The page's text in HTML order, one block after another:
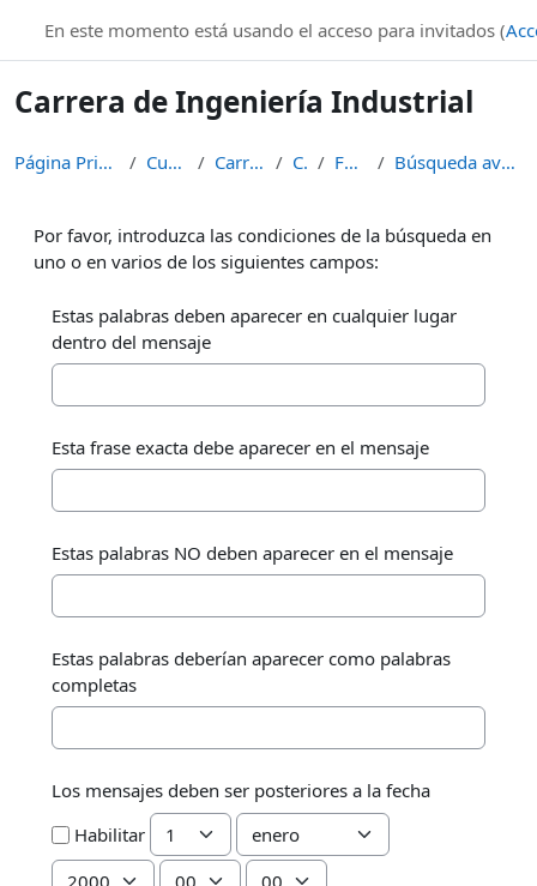
En este momento está usando el acceso para invitados (
Carrera de Ingeniería Industrial
Página Principal Cursos Carreras CII Foros Búsqueda avanzada
Por favor, introduzca las condiciones de la búsqueda en
uno o en varios de los siguientes campos:
Estas palabras deben aparecer en cualquier lugar
dentro del mensaje
Esta frase exacta debe aparecer en el mensaje
Estas palabras NO deben aparecer en el mensaje
Estas palabras deberían aparecer como palabras
completas
Los mensajes deben ser posteriores a la fecha
Habilitar Día
Mes
Año
Hora Minuto